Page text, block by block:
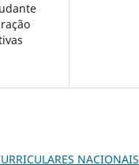
NACIONAIS